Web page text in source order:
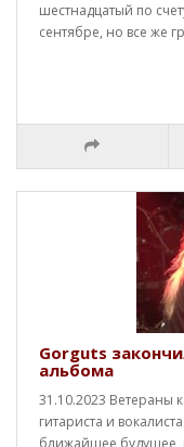
шестнадцатый по
сентябре, но все же
Gorguts
альбома
31.10.2023 Ветераны
гитариста и
ближайшее будущее,